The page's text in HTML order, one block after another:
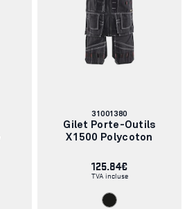
Numéro
d'article:
31001380
Gilet Porte-Outils
X1500 Polycoton
125.84€
TVA incluse